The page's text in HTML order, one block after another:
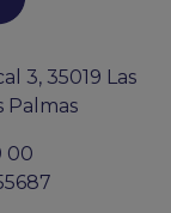
3, 35019 Las
Palmas
00